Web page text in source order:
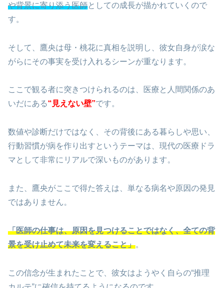
や背景に寄り添う医師としての成長が描かれていくので
す。
そして、鷹央は母・桃花に真相を説明し、彼女自身が涙な
がらにその事実を受け入れるシーンが重なります。
ここで観る者に突きつけられるのは、医療と人間関係のあ
いだにある“見えない壁”です。
数値や診断だけではなく、その背後にある暮らしや思い、
行動習慣が病を作り出すというテーマは、現代の医療ドラ
マとして非常にリアルで深いものがあります。
また、鷹央がここで得た答えは、単なる病名や原因の発見
ではありません。
「医師の仕事は、原因を見つけることではなく、全ての背
景を受け止めて未来を変えること」。
この信念が生まれたことで、彼女はようやく自らの“推理